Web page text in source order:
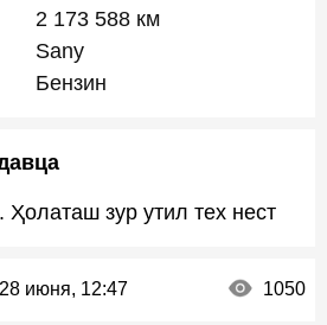
2 173 588 км
Sany
Бензин
зур утил тех нест
28 июня, 12:47 1050